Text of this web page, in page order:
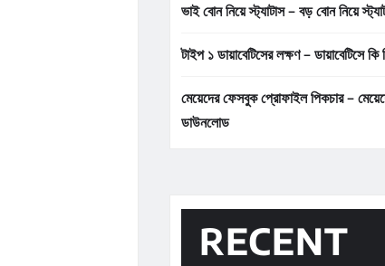
ভাই বোন নিয়ে স্ট্যাটাস – বড় বোন নিয়ে
টাইপ ১ ডায়াবেটিসের লক্ষণ – ডায়াবেটিসে কি
মেয়েদের ফেসবুক প্রোফাইল পিকচার –
ডাউনলোড
RECENT